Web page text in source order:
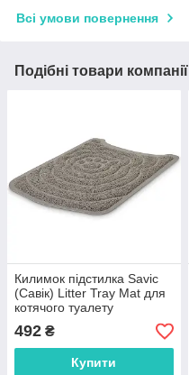
Всі умови повернення
Подібні товари компанії
Килимок підстилка Savic
(Савік) Litter Tray Mat для
котячого туалету
56.5х39.5 см
492 ₴
Купити